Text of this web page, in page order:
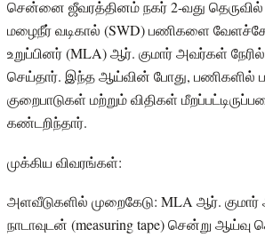
சென்னை ஜீவரத்தினம் நகர் 2-வது தெருவில்
மழைநீர் வடிகால் (SWD) பணிகளை
உறுப்பினர் (MLA) ஆர். குமார் அவர்கள்
செய்தார். இந்த ஆய்வின் போது, பணிகளில்
குறைபாடுகள் மற்றும் விதிகள்
கண்டறிந்தார்.
முக்கிய விவரங்கள்:
அளவீடுகளில் முறைகேடு: MLA ஆர்.
நாடாவுடன் (measuring tape) சென்று ஆய்வு